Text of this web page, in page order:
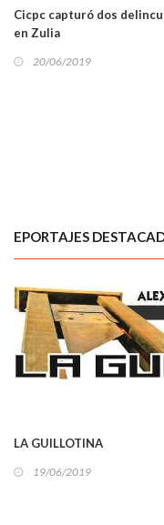
Cicpc capturó dos
en Zulia
20/06/2019
EPORTAJES
LA GUILLOTINA
19/06/2019